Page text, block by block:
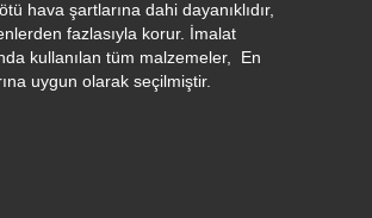
hava şartlarına dahi dayanıklıdır,
fazlasıyla korur. İmalat
kullanılan tüm malzemeler, En
uygun olarak seçilmiştir.